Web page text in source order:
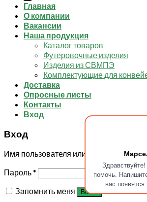
помочь.
вас
Главная
О компании
Вакансии
Наша продукция
Каталог товаров
Футеровочные изделия
Изделия из СВМПЭ
Комплектующие для
Доставка
Опросные листы
Контакты
Вход
Вход
Имя пользователя или Email
Пароль*
Запомнить меня
Войти